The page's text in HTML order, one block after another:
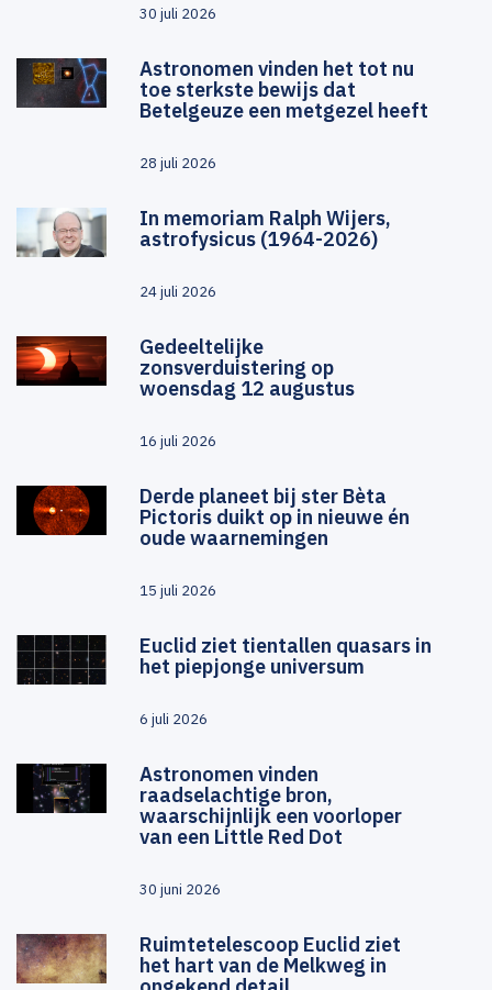
30 juli 2026
Astronomen vinden het tot nu
toe sterkste bewijs dat
Betelgeuze een metgezel heeft
28 juli 2026
In memoriam Ralph Wijers,
astrofysicus (1964-2026)
24 juli 2026
Gedeeltelijke
zonsverduistering op
woensdag 12 augustus
16 juli 2026
Derde planeet bij ster Bèta
Pictoris duikt op in nieuwe én
oude waarnemingen
15 juli 2026
Euclid ziet tientallen quasars in
het piepjonge universum
6 juli 2026
Astronomen vinden
raadselachtige bron,
waarschijnlijk een voorloper
van een Little Red Dot
30 juni 2026
Ruimtetelescoop Euclid ziet
het hart van de Melkweg in